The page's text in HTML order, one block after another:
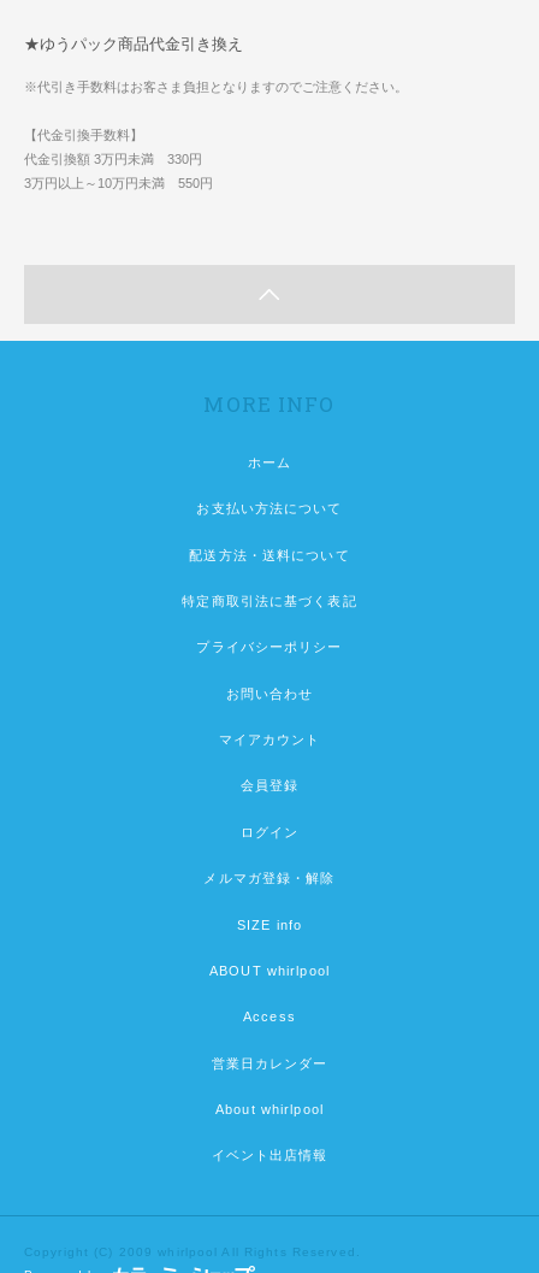
★ゆうパック商品代金引き換え
※代引き手数料はお客さま負担となりますのでご注意ください。
【代金引換手数料】
代金引換額 3万円未満 330円
3万円以上～10万円未満 550円
MORE INFO
ホーム
お支払い方法について
配送方法・送料について
特定商取引法に基づく表記
プライバシーポリシー
お問い合わせ
マイアカウント
会員登録
ログイン
メルマガ登録・解除
SIZE info
ABOUT whirlpool
Access
営業日カレンダー
About whirlpool
イベント出店情報
Copyright (C) 2009 whirlpool All Rights Reserved.